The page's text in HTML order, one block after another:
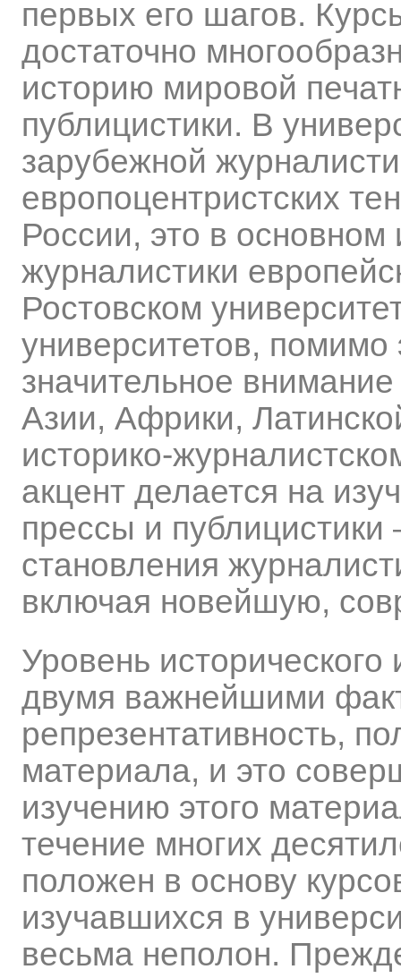
первых его шагов.
достаточно
историю мировой
публицистики. В
зарубежной
европоцентристских
России, это в
журналистики
Ростовском
университетов, помимо
значительное
Азии, Африки,
историко-
акцент делается на
прессы и
становления
включая новейшую,
Уровень
двумя важнейшими
репрезентативность,
материала, и это
изучению этого
течение многих
положен в основу
изучавшихся в
весьма неполон.